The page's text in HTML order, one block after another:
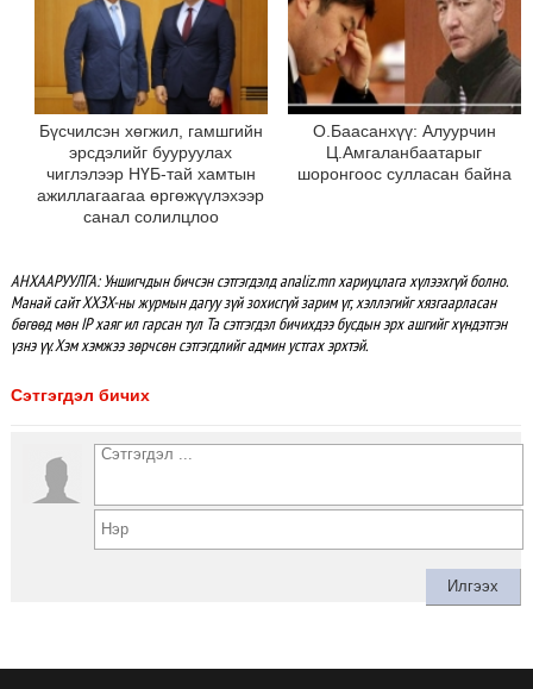
Бүсчилсэн хөгжил, гамшгийн
эрсдэлийг бууруулах
чиглэлээр НҮБ-тай хамтын
ажиллагаагаа өргөжүүлэхээр
санал солилцлоо
О.Баасанхүү: Алуурчин
Ц.Амгаланбаатарыг
шоронгоос сулласан байна
АНХААРУУЛГА: Уншигчдын бичсэн сэтгэгдэлд analiz.mn хариуцлага хүлээхгүй болно.
Манай сайт ХХЗХ-ны журмын дагуу зүй зохисгүй зарим үг, хэллэгийг хязгаарласан
бөгөөд мөн IP хаяг ил гарсан тул Та сэтгэгдэл бичихдээ бусдын эрх ашгийг хүндэтгэн
үзнэ үү. Хэм хэмжээ зөрчсөн сэтгэгдлийг админ устгах эрхтэй.
Сэтгэгдэл бичих